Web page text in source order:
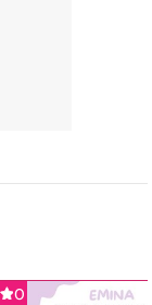
0